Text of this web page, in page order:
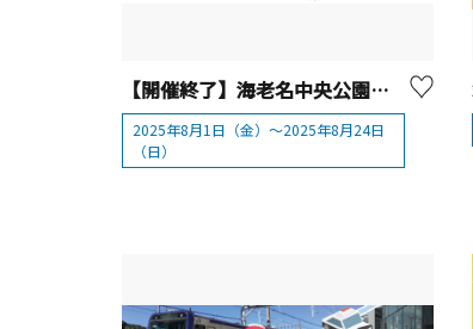
【開催終了】海老名中央公園「ウォーターランド」
2025年8月1日（金）～2025年8月24日
（日）